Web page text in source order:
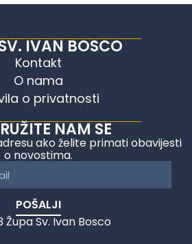
IVAN BOSCO
Kontakt
O nama
o privatnosti
NAM SE
ako želite primati obavijesti
o novostima.
POŠALJI
Župa Sv. Ivan Bosco